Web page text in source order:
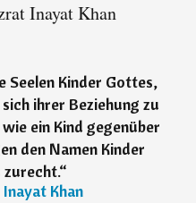
Inayat Khan
Seelen Kinder Gottes,
ihrer Beziehung zu
ein Kind gegenüber
den Namen Kinder
“
Khan